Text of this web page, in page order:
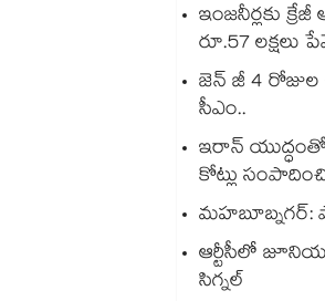
ఇంజనీర్లకు
రూ.57 లక్షలు
జెన్ జీ 4
సీఎం..
ఇరాన్ యుద్ధంతో
కోట్లు
మహబూబ్నగర్:
ఆర్టీసీలో
సిగ్నల్